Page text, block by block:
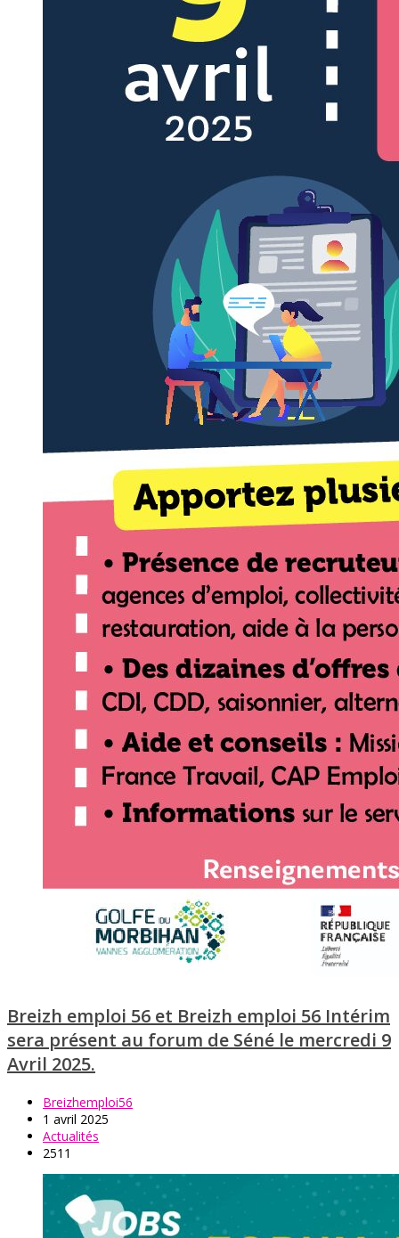
Breizh emploi 56 et Breizh emploi 56 Intérim
sera présent au forum de Séné le mercredi 9
Avril 2025.
Breizhemploi56
1 avril 2025
Actualités
2511